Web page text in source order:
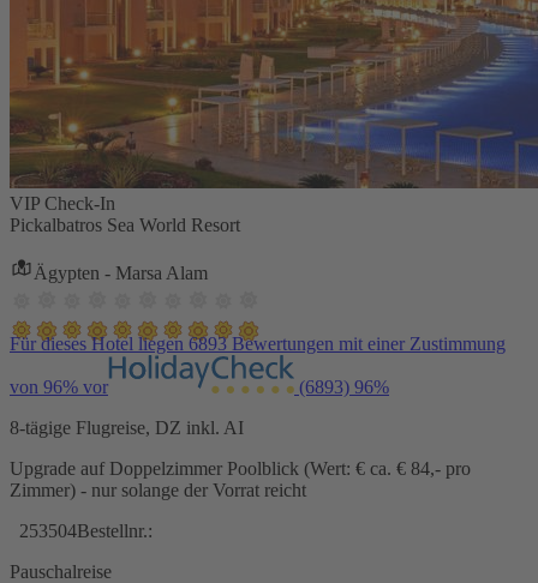
VIP Check-In
Pickalbatros Sea World Resort
Ägypten - Marsa Alam
Für dieses Hotel liegen 6893 Bewertungen mit einer Zustimmung
von 96% vor (6893) 96%
8-tägige Flugreise, DZ inkl. AI
Upgrade auf Doppelzimmer Poolblick (Wert: € ca. € 84,- pro
Zimmer) - nur solange der Vorrat reicht
253504Bestellnr.:
Pauschalreise